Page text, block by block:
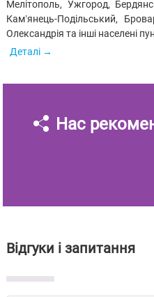
Мелітополь, Ужгород,
Кам’янець-Подільський,
Олександрія та інші населені
Деталі
Нас
Відгуки і запитання